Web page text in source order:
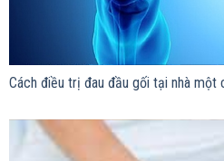
Cách điều trị đau đầu gối tại nhà một